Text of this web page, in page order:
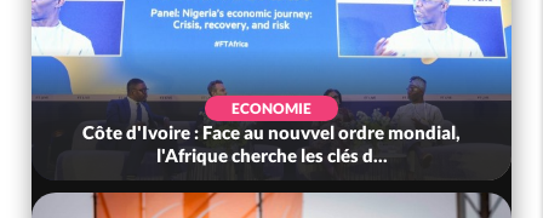
ECONOMIE
Côte d'Ivoire : Face au nouvvel ordre mondial,
l'Afrique cherche les clés d...